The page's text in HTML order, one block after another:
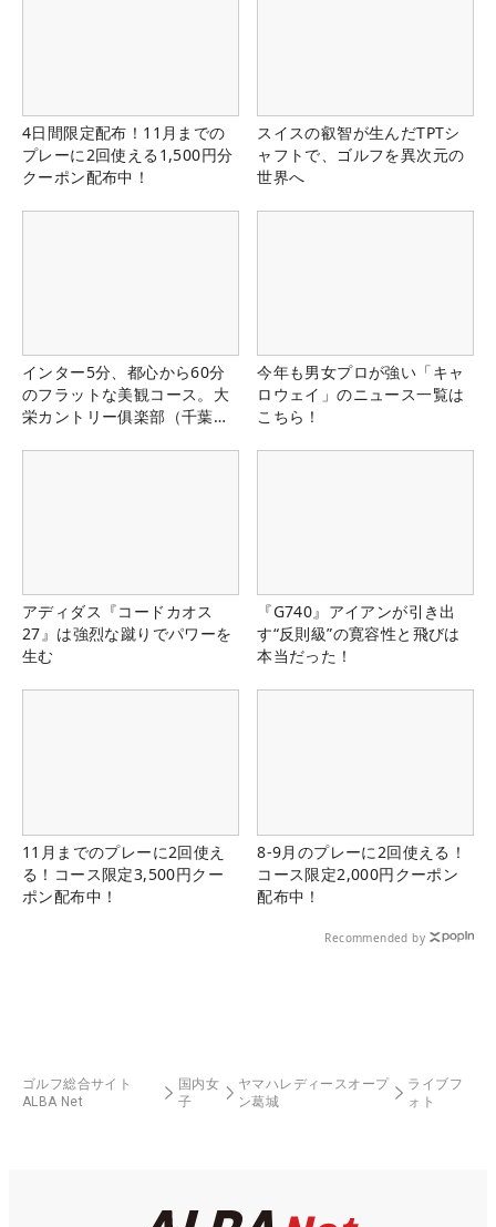
4日間限定配布！11月までの
プレーに2回使える1,500円分
クーポン配布中！
スイスの叡智が生んだTPTシ
ャフトで、ゴルフを異次元の
世界へ
インター5分、都心から60分
のフラットな美観コース。大
栄カントリー俱楽部（千葉
今年も男女プロが強い「キャ
ロウェイ」のニュース一覧は
こちら！
アディダス『コードカオス
27』は強烈な蹴りでパワーを
生む
『G740』アイアンが引き出
す“反則級”の寛容性と飛びは
本当だった！
11月までのプレーに2回使え
る！コース限定3,500円クー
ポン配布中！
8-9月のプレーに2回使える！
コース限定2,000円クーポン
配布中！
Recommended by
ゴルフ総合サイト
ALBA Net
国内女
子
ヤマハレディースオープ
ン葛城
ライブフ
ォト